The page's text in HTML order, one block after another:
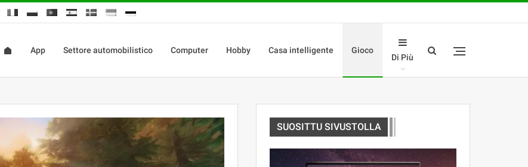
App Settore automobilistico Computer Hobby Casa intelligente Gioco
Di Più
SUOSITTU SIVUSTOLLA